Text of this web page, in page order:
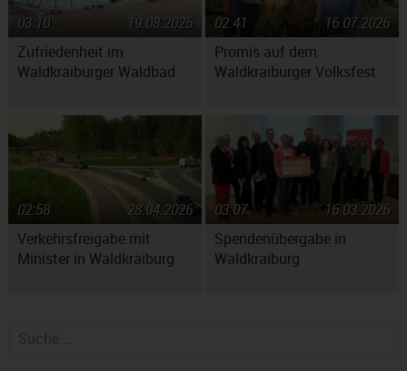
Zufriedenheit im
Waldkraiburger Waldbad
19.08.2025
03:10
Promis auf dem
Waldkraiburger Volksfest
16.07.2026
02:41
Verkehrsfreigabe mit
Minister in Waldkraiburg
28.04.2026
02:58
Spendenübergabe in
Waldkraiburg
16.03.2026
03:07